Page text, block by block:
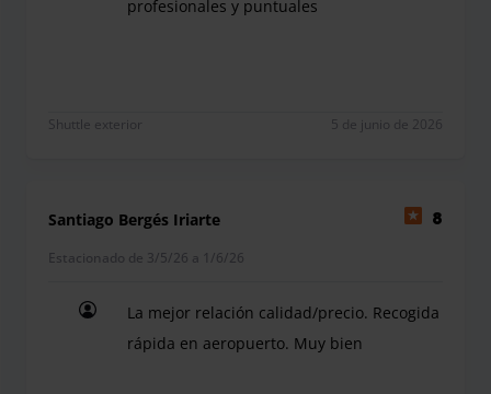
profesionales y puntuales
Shuttle exterior 5 de junio de 2026
Santiago Bergés Iriarte 8
Estacionado de 3/5/26 a 1/6/26
La mejor relación calidad/precio. Recogida
rápida en aeropuerto. Muy bien